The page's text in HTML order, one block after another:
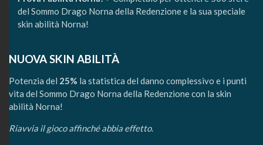
del Sommo Drago Norna della Redenzione e la sua speciale
skin abilità Norna!
NUOVA SKIN ABILITÀ
Potenzia del 25% la statistica del danno complessivo e i punti
vita del Sommo Drago Norna della Redenzione con la skin
abilità Norna!
Riavvia il gioco affinché abbia effetto.